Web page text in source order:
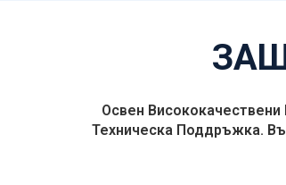
Освен
Техническа Поддръжка.